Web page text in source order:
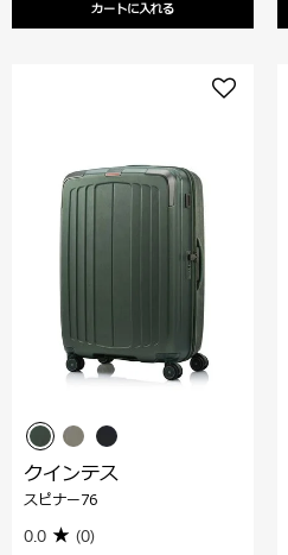
カートに入れる
クインテス
スピナー76
0.0 (0)